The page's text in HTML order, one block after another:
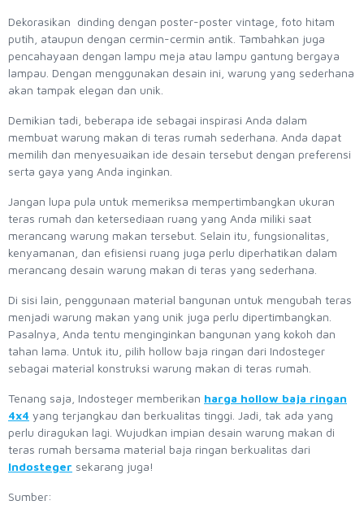
Dekorasikan dinding dengan poster-poster vintage, foto hitam
putih, ataupun dengan cermin-cermin antik. Tambahkan juga
pencahayaan dengan lampu meja atau lampu gantung bergaya
lampau. Dengan menggunakan desain ini, warung yang sederhana
akan tampak elegan dan unik.
Demikian tadi, beberapa ide sebagai inspirasi Anda dalam
membuat warung makan di teras rumah sederhana. Anda dapat
memilih dan menyesuaikan ide desain tersebut dengan preferensi
serta gaya yang Anda inginkan.
Jangan lupa pula untuk memeriksa mempertimbangkan ukuran
teras rumah dan ketersediaan ruang yang Anda miliki saat
merancang warung makan tersebut. Selain itu, fungsionalitas,
kenyamanan, dan efisiensi ruang juga perlu diperhatikan dalam
merancang desain warung makan di teras yang sederhana.
Di sisi lain, penggunaan material bangunan untuk mengubah teras
menjadi warung makan yang unik juga perlu dipertimbangkan.
Pasalnya, Anda tentu menginginkan bangunan yang kokoh dan
tahan lama. Untuk itu, pilih hollow baja ringan dari Indosteger
sebagai material konstruksi warung makan di teras rumah.
Tenang saja, Indosteger memberikan harga hollow baja ringan
4x4 yang terjangkau dan berkualitas tinggi. Jadi, tak ada yang
perlu diragukan lagi. Wujudkan impian desain warung makan di
teras rumah bersama material baja ringan berkualitas dari
Indosteger sekarang juga!
Sumber: